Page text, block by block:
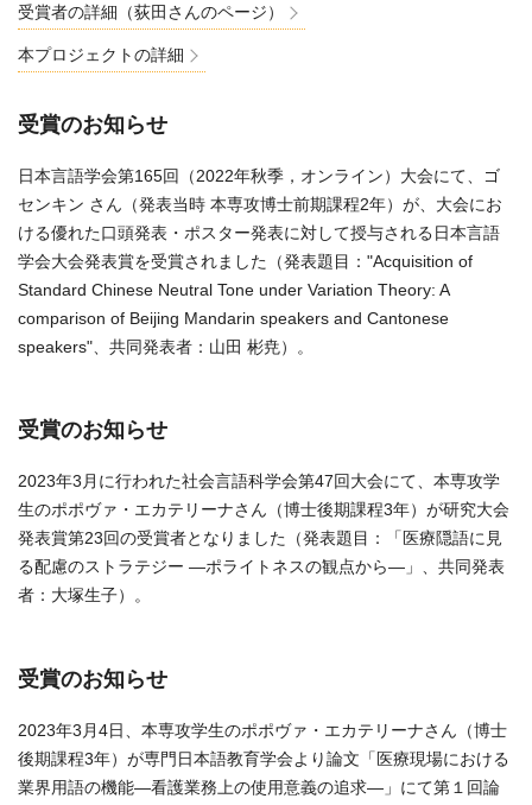
受賞者の詳細（荻田さんのページ）
本プロジェクトの詳細
受賞のお知らせ
日本言語学会第165回（2022年秋季，オンライン）大会にて、ゴ
センキン さん（発表当時 本専攻博士前期課程2年）が、大会にお
ける優れた口頭発表・ポスター発表に対して授与される日本言語
学会大会発表賞を受賞されました（発表題目："Acquisition of
Standard Chinese Neutral Tone under Variation Theory: A
comparison of Beijing Mandarin speakers and Cantonese
speakers"、共同発表者：山田 彬尭）。
受賞のお知らせ
2023年3月に行われた社会言語科学会第47回大会にて、本専攻学
生のポポヴァ・エカテリーナさん（博士後期課程3年）が研究大会
発表賞第23回の受賞者となりました（発表題目：「医療隠語に見
る配慮のストラテジー ―ポライトネスの観点から―」、共同発表
者：大塚生子）。
受賞のお知らせ
2023年3月4日、本専攻学生のポポヴァ・エカテリーナさん（博士
後期課程3年）が専門日本語教育学会より論文「医療現場における
業界用語の機能―看護業務上の使用意義の追求―」にて第１回論